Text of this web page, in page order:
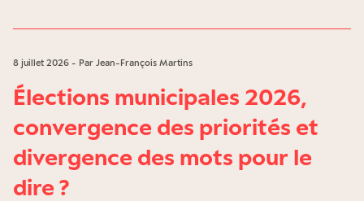
8 juillet 2026 - Par Jean-François Martins
Élections municipales 2026,
convergence des priorités et
divergence des mots pour le
dire ?